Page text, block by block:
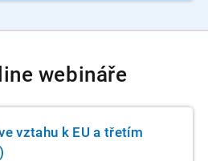
webináře
vztahu k EU a třetím